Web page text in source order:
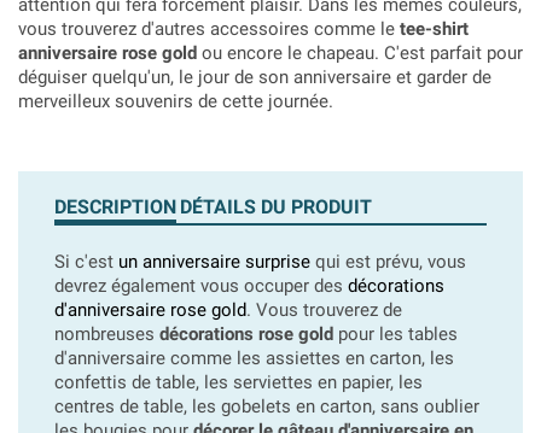
attention qui fera forcément plaisir. Dans les mêmes couleurs,
vous trouverez d'autres accessoires comme le tee-shirt
anniversaire rose gold ou encore le chapeau. C'est parfait pour
déguiser quelqu'un, le jour de son anniversaire et garder de
merveilleux souvenirs de cette journée.
DESCRIPTION DÉTAILS DU PRODUIT
Si c'est un anniversaire surprise qui est prévu, vous
devrez également vous occuper des décorations
d'anniversaire rose gold. Vous trouverez de
nombreuses décorations rose gold pour les tables
d'anniversaire comme les assiettes en carton, les
confettis de table, les serviettes en papier, les
centres de table, les gobelets en carton, sans oublier